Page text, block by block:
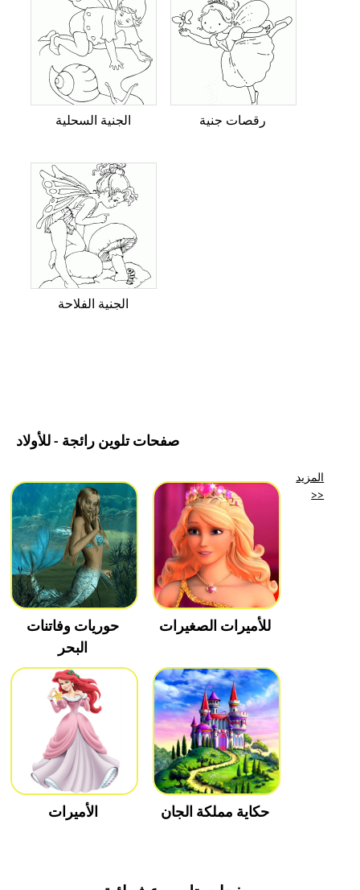
الجنية السحلية رقصات جنية
الجنية الفلاحة
صفحات تلوين رائجة - للأولاد
حوريات وفاتنات
البحر
للأميرات الصغيرات
الأميرات حكاية مملكة الجان
المزيد
>>